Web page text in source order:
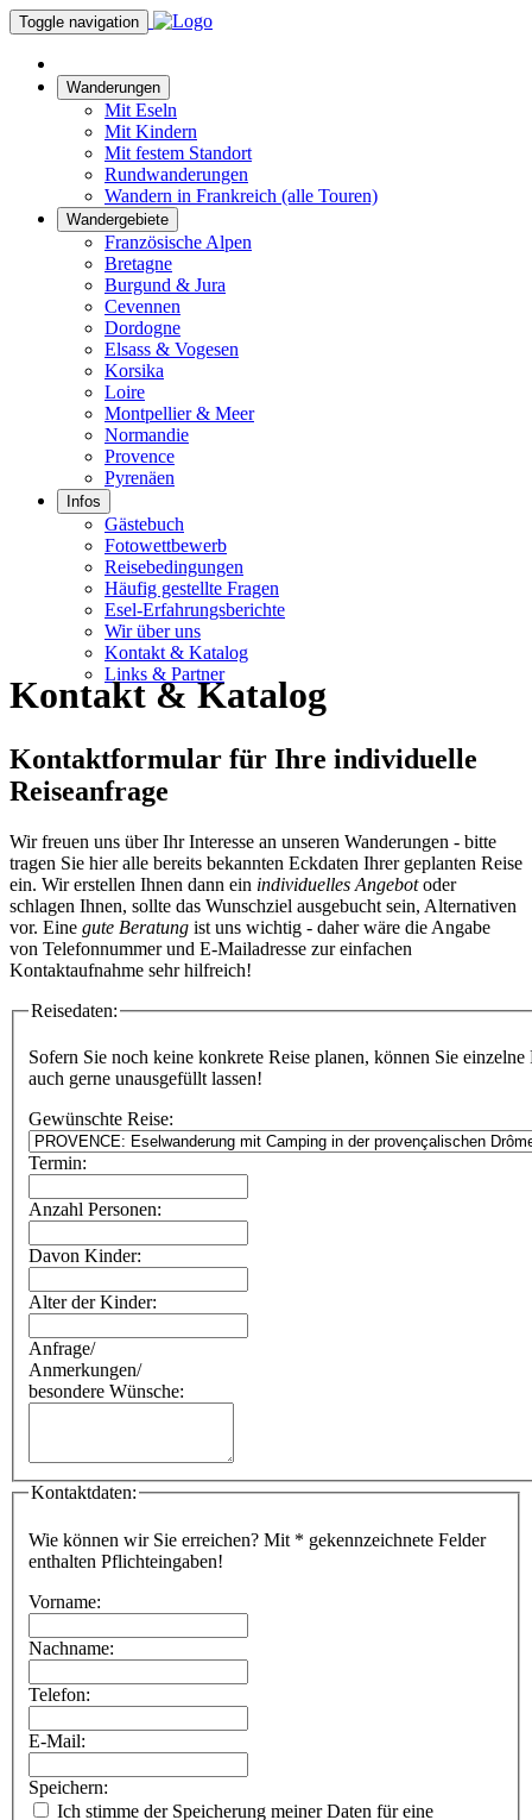
Toggle navigation
Wanderungen
Mit Eseln
Mit Kindern
Mit festem Standort
Rundwanderungen
Wandern in Frankreich (alle Touren)
Wandergebiete
Französische Alpen
Bretagne
Burgund & Jura
Cevennen
Dordogne
Elsass & Vogesen
Korsika
Loire
Montpellier & Meer
Normandie
Provence
Pyrenäen
Infos
Gästebuch
Fotowettbewerb
Reisebedingungen
Häufig gestellte Fragen
Esel-Erfahrungsberichte
Wir über uns
Kontakt & Katalog
Links & Partner
Kontakt & Katalog
Kontaktformular für Ihre individuelle
Reiseanfrage
Wir freuen uns über Ihr Interesse an unseren Wanderungen - bitte
tragen Sie hier alle bereits bekannten Eckdaten Ihrer geplanten Reise
ein. Wir erstellen Ihnen dann ein individuelles Angebotoder
schlagen Ihnen, sollte das Wunschziel ausgebucht sein, Alternativen
vor. Eine gute Beratung ist uns wichtig - daher wäre die Angabe
von Telefonnummer und E-Mailadresse zur einfachen
Kontaktaufnahme sehr hilfreich!
Reisedaten:
Sofern Sie noch keine konkrete Reise planen, können Sie einzelne
auch gerne unausgefüllt lassen!
Gewünschte Reise:
Termin:
Anzahl Personen:
Davon Kinder:
Alter der Kinder:
Anfrage/
Anmerkungen/
besondere Wünsche:
Kontaktdaten:
Wie können wir Sie erreichen? Mit * gekennzeichnete Felder
enthalten Pflichteingaben!
Vorname:
Nachname:
Telefon:
E-Mail:
Speichern:
Ich stimme der Speicherung meiner Daten für eine